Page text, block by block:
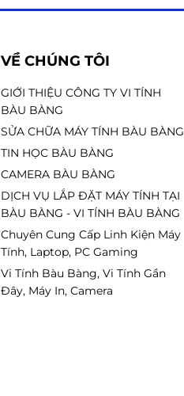
VỀ CHÚNG TÔI
GIỚI THIỆU CÔNG TY VI TÍNH
BÀU BÀNG
SỬA CHỮA MÁY TÍNH BÀU BÀNG
TIN HỌC BÀU BÀNG
CAMERA BÀU BÀNG
DỊCH VỤ LẮP ĐẶT MÁY TÍNH TẠI
BÀU BÀNG - VI TÍNH BÀU BÀNG
Chuyên Cung Cấp Linh Kiện Máy
Tính, Laptop, PC Gaming
Vi Tính Bàu Bàng, Vi Tính Gần
Đây, Máy In, Camera